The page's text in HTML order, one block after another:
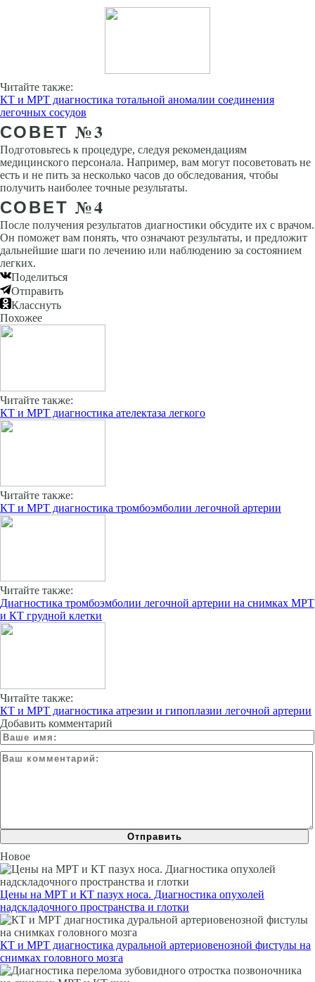
Читайте также:
КТ и МРТ диагностика тотальной аномалии соединения
легочных сосудов
СОВЕТ №3
Подготовьтесь к процедуре, следуя рекомендациям
медицинского персонала. Например, вам могут посоветовать не
есть и не пить за несколько часов до обследования, чтобы
получить наиболее точные результаты.
СОВЕТ №4
После получения результатов диагностики обсудите их с врачом.
Он поможет вам понять, что означают результаты, и предложит
дальнейшие шаги по лечению или наблюдению за состоянием
легких.
Поделиться
Отправить
Класснуть
Похожее
Читайте также:
КТ и МРТ диагностика ателектаза легкого
Читайте также:
КТ и МРТ диагностика тромбоэмболии легочной артерии
Читайте также:
Диагностика тромбоэмболии легочной артерии на снимках МРТ
и КТ грудной клетки
Читайте также:
КТ и МРТ диагностика атрезии и гипоплазии легочной артерии
Добавить комментарий
Новое
Цены на МРТ и КТ пазух носа. Диагностика опухолей
надскладочного пространства и глотки
КТ и МРТ диагностика дуральной артериовенозной фистулы на
снимках головного мозга